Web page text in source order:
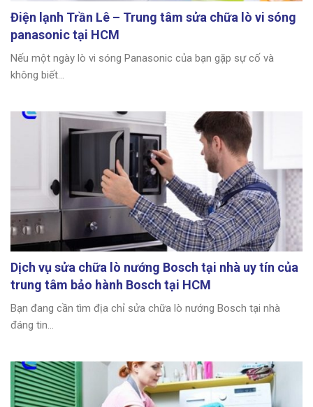
Điện lạnh Trần Lê – Trung tâm sửa chữa lò vi sóng
panasonic tại HCM
Nếu một ngày lò vi sóng Panasonic của bạn gặp sự cố và
không biết...
Dịch vụ sửa chữa lò nướng Bosch tại nhà uy tín của
trung tâm bảo hành Bosch tại HCM
Bạn đang cần tìm địa chỉ sửa chữa lò nướng Bosch tại nhà
đáng tin...